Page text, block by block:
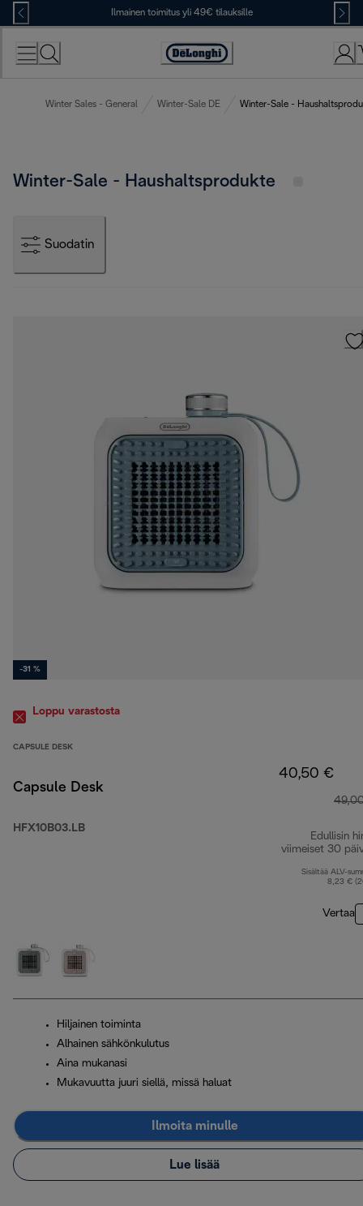
Skip
to
Content
Ilmainen toimitus yli 49€ tilauksille
Accessibility
Winter Sales - General Winter-Sale DE Winter-Sale -
Winter-Sale - Haushaltsprodukte
Suodatin
-31 %
Loppu varastosta
CAPSULE DESK
Capsule Desk
HFX10B03.LB
40,50 €
Edullisin
viimeiset 30
Sisältää ALV-
8,23 €
Vertaa
Hiljainen toiminta
Alhainen sähkönkulutus
Aina mukanasi
Mukavuutta juuri siellä, missä haluat
Ilmoita minulle
Lue lisää